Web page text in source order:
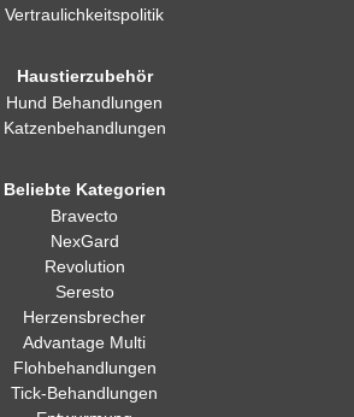
Vertraulichkeitspolitik
Haustierzubehör
Hund Behandlungen
Katzenbehandlungen
Beliebte Kategorien
Bravecto
NexGard
Revolution
Seresto
Herzensbrecher
Advantage Multi
Flohbehandlungen
Tick-Behandlungen